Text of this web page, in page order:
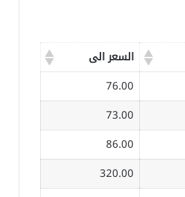
السعر الى
76.00
73.00
86.00
320.00